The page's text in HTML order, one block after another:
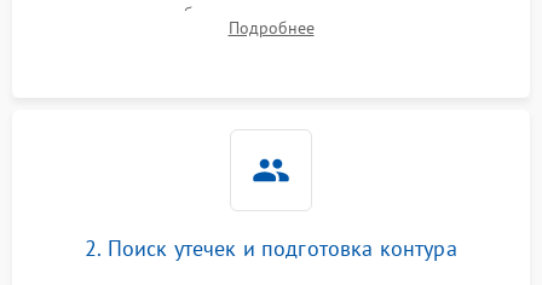
1000 ₽
1800 ₽
сопротивления обмоток мотора, проверка термостата и
считывание кодов ошибок с электронного дисплея.
Подробнее
2. Поиск утечек и подготовка контура